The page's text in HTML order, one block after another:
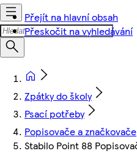
Přejít na hlavní obsah
Přeskočit na vyhledávání
Zpátky do školy
Psací potřeby
Popisovače a značkovače
Stabilo Point 88